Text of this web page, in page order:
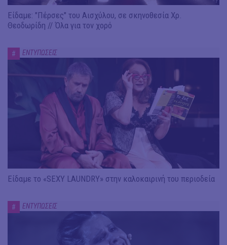
Είδαμε: "Πέρσες" του Αισχύλου, σε σκηνοθεσία Χρ.
Θεοδωρίδη // Όλα για τον χορό
# ΕΝΤΥΠΩΣΕΙΣ
Είδαμε το «SEXY LAUNDRY» στην καλοκαιρινή του περιοδεία
# ΕΝΤΥΠΩΣΕΙΣ